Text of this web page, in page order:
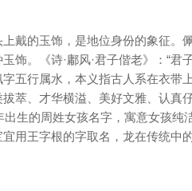
的玉饰，是地位身份的象征。
饰。《诗·鄘风·君子偕老》：“
五行属水，本义指古人系在衣带
萃、才华横溢、美好文雅、认真
生的周姓女孩名字，寓意女孩纯
用王字根的字取名，龙在传统中